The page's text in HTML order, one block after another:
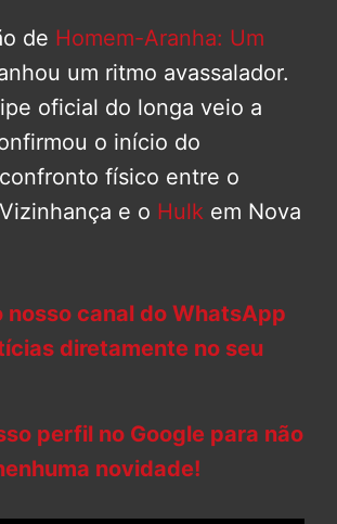
de Homem-Aranha: Um
um ritmo avassalador.
oficial do longa veio a
o início do
físico entre o
e o Hulk em Nova
nosso canal do WhatsApp
diretamente no seu
perfil no Google para não
novidade!